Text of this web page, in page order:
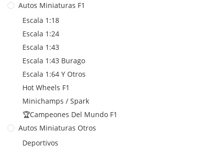
Autos Miniaturas F1
Escala 1:18
Escala 1:24
Escala 1:43
Escala 1:43 Burago
Escala 1:64 Y Otros
Hot Wheels F1
Minichamps / Spark
🏆Campeones Del Mundo F1
Autos Miniaturas Otros
Deportivos